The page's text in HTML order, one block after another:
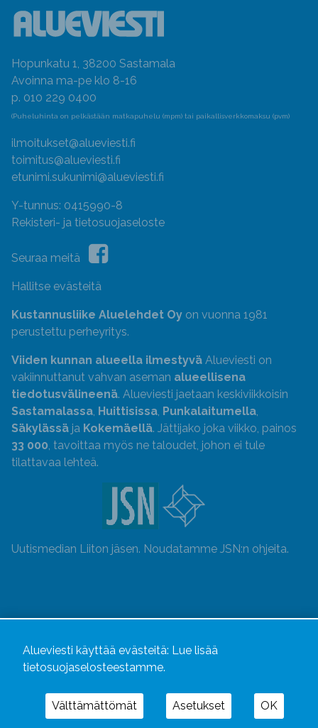
Hopunkatu 1, 38200 Sastamala
Avoinna ma-pe klo 8-16
p. 010 229 0400
(Puheluhinta on pelkästään matkapuhelu (mpm) tai paikallisverkkomaksu (pvm)
ilmoitukset@alueviesti.fi
toimitus@alueviesti.fi
etunimi.sukunimi@alueviesti.fi
Y-tunnus: 0415990-8
Rekisteri- ja tietosuojaseloste
Seuraa meitä
Hallitse evästeitä
Kustannusliike Aluelehdet Oy on vuonna 1981
perustettu perheyritys.
Viiden kunnan alueella ilmestyvä Alueviesti on
vakiinnuttanut vahvan aseman alueellisena
tiedotusvälineenä. Alueviesti jaetaan keskiviikkoisin
Sastamalassa, Huittisissa, Punkalaitumella,
Säkylässä ja Kokemäellä. Jättijako joka viikko, painos
33 000, tavoittaa myös ne taloudet, johon ei tule
tilattavaa lehteä.
Uutismedian Liiton jäsen. Noudatamme JSN:n ohjeita.
Alueviesti käyttää evästeitä: Lue lisää
tietosuojaselosteestamme.
Välttämättömät Asetukset OK